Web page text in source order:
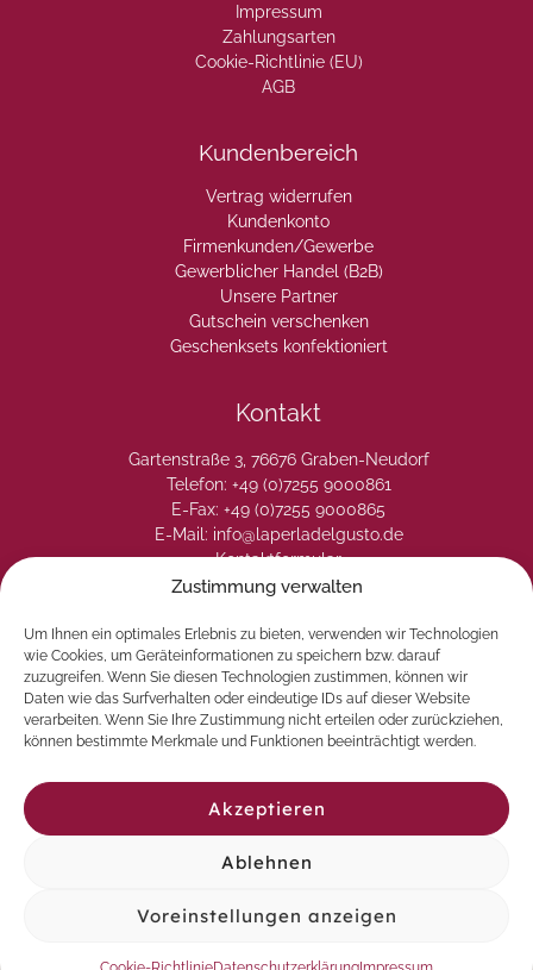
Zustimmung verwalten
Um Ihnen ein optimales Erlebnis zu bieten, verwenden wir Technologien
wie Cookies, um Geräteinformationen zu speichern bzw. darauf
zuzugreifen. Wenn Sie diesen Technologien zustimmen, können wir
Daten wie das Surfverhalten oder eindeutige IDs auf dieser Website
verarbeiten. Wenn Sie Ihre Zustimmung nicht erteilen oder zurückziehen,
können bestimmte Merkmale und Funktionen beeinträchtigt werden.
Akzeptieren
Ablehnen
Voreinstellungen anzeigen
Impressum
Zahlungsarten
Cookie-Richtlinie (EU)
AGB
Kundenbereich
Vertrag widerrufen
Kundenkonto
Firmenkunden/Gewerbe
Gewerblicher Handel (B2B)
Unsere Partner
Gutschein verschenken
Geschenksets konfektioniert
Kontakt
Gartenstraße 3, 76676 Graben-Neudorf
Telefon: +49 (0)7255 9000861
E-Fax: +49 (0)7255 9000865
E-Mail: info@laperladelgusto.de
Kontaktformular